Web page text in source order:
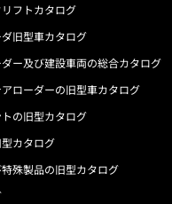
フトカタログ
旧型車カタログ
ー及び建設車両の総合カタログ
ローダーの旧型車カタログ
の旧型カタログ
カタログ
殊製品の旧型カタログ